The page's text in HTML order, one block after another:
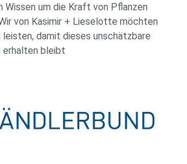
Wissen um die Kraft von Pflanzen
von Kasimir + Lieselotte möchten
leisten, damit dieses unschätzbare
erhalten bleibt